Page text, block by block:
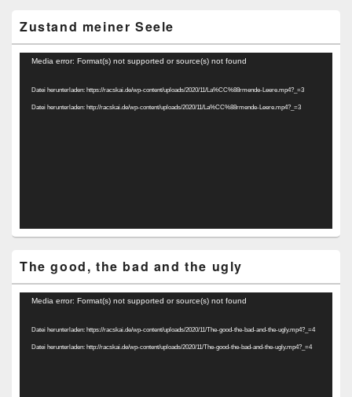
Zustand meiner Seele
Video-
Media error: Format(s) not supported or source(s) not found
Datei herunterladen: https://racskai.de/wp-content/uploads/2020/11/La%CC%88rmende-Leere.mp4?_=3
Datei herunterladen: http://racskai.de/wp-content/uploads/2020/11/La%CC%88rmende-Leere.mp4?_=3
The good, the bad and the ugly
Video-
Media error: Format(s) not supported or source(s) not found
Datei herunterladen: https://racskai.de/wp-content/uploads/2020/11/The-good-the-bad-and-the-ugly.mp4?_=4
Datei herunterladen: http://racskai.de/wp-content/uploads/2020/11/The-good-the-bad-and-the-ugly.mp4?_=4